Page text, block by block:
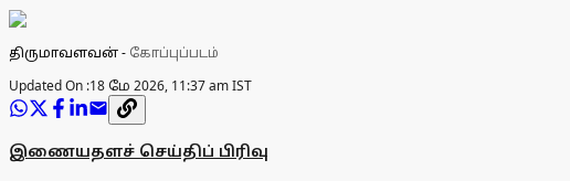
திருமாவளவன்- கோப்புப்படம்
Updated On :18 மே 2026, 11:37 am IST
இணையதளச் செய்திப் பிரிவு